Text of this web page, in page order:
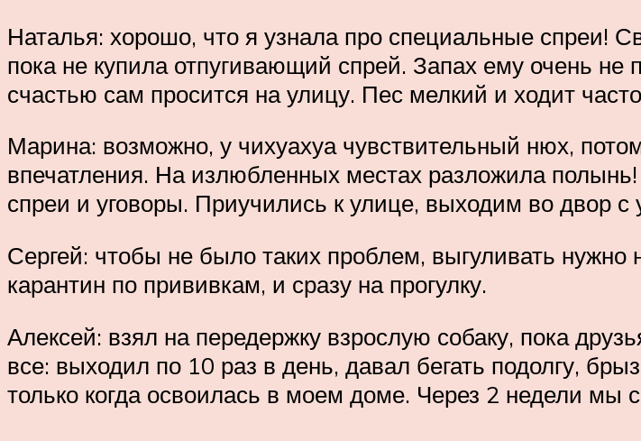
Наталья: хорошо, что я узнала про специальные спреи!
пока не купила отпугивающий спрей. Запах ему очень
счастью сам просится на улицу. Пес мелкий и ходит
Марина: возможно, у чихуахуа чувствительный нюх,
впечатления. На излюбленных местах разложила
спреи и уговоры. Приучились к улице, выходим во двор
Сергей: чтобы не было таких проблем, выгуливать
карантин по прививкам, и сразу на прогулку.
Алексей: взял на передержку взрослую собаку, пока
все: выходил по 10 раз в день, давал бегать подолгу,
только когда освоилась в моем доме. Через 2 недели мы